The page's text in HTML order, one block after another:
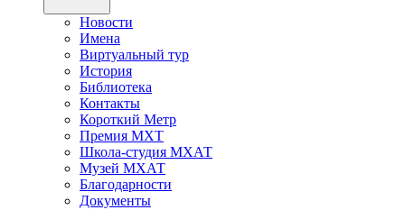
Новости
Имена
Виртуальный тур
История
Библиотека
Контакты
Короткий Метр
Премия МХТ
Школа-студия МХАТ
Музей МХАТ
Благодарности
Документы